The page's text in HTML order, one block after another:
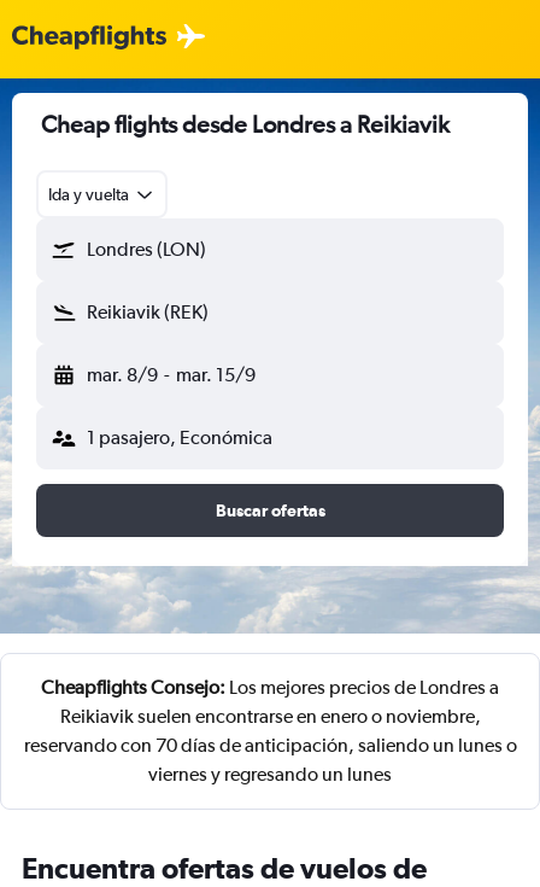
Cheap flights desde Londres a Reikiavik
Ida y vuelta
Londres (LON)
Reikiavik (REK)
mar. 8/9 - mar. 15/9
1 pasajero, Económica
Buscar ofertas
Cheapflights Consejo: Los mejores precios de Londres a
Reikiavik suelen encontrarse en enero o noviembre,
reservando con 70 días de anticipación, saliendo un lunes o
viernes y regresando un lunes
Encuentra ofertas de vuelos de